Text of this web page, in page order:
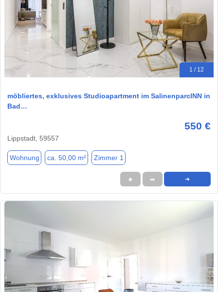
1 / 12
möbliertes, exklusives Studioapartment im SalinenparcINN in
Bad…
550 €
Lippstadt, 59557
Wohnung ca. 50,00 m² Zimmer 1
★ ➦ ➜